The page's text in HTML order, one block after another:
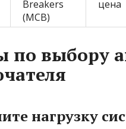
Breakers
(MCB)
цена
по выбору
нагрузку